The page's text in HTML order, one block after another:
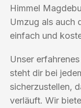
Himmel
Umzug als auch
einfach und
Unser
steht dir bei
sicherzustellen,
verläuft. Wir